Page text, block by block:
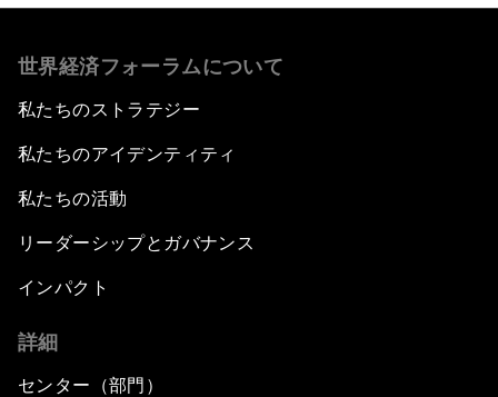
世界経済フォーラムについて
私たちのストラテジー
私たちのアイデンティティ
私たちの活動
リーダーシップとガバナンス
インパクト
詳細
センター（部門）